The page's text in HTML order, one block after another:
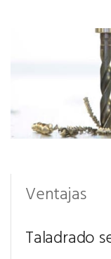
Ventajas
Taladrado